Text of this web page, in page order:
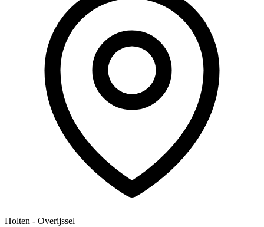
Holten - Overijssel